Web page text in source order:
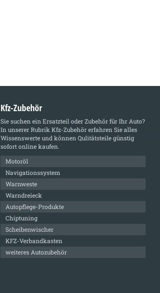
Kfz-Zubehör
Sie suchen ein Ersatzteil oder Zubehör für Ihr Auto?
In unserer Rubrik Kfz-Zubehörerfahren Sie alles
Wissenswerte und können Qulitätsteile günstig
sofort online kaufen.
Motoröl
Navigationssystem
Warnweste
Warndreieck
Autopflege-Produkte
Chiptuning
Scheibenwischer
KFZ-Verbandkasten
weiteres Autozubehör